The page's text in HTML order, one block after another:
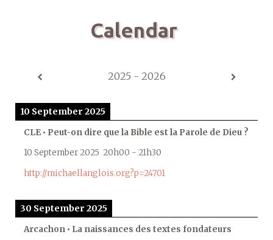
Calendar
2025 - 2026
10 September 2025
CLE • Peut-on dire que la Bible est la Parole de Dieu ?
10 September 2025 20h00 - 21h30
http://michaellanglois.org?p=24701
30 September 2025
Arcachon • La naissances des textes fondateurs